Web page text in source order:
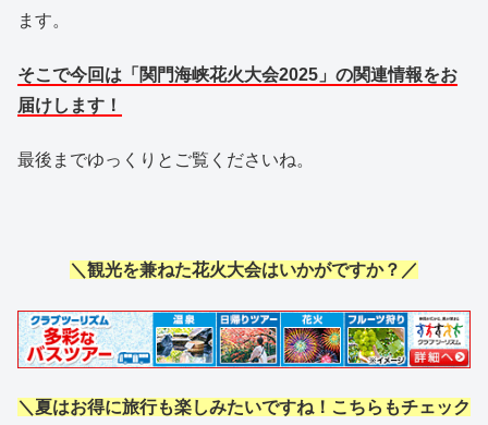
ます。
そこで今回は「関門海峡花火大会2025」の関連情報をお
届けします！
最後までゆっくりとご覧くださいね。
＼観光を兼ねた花火大会はいかがですか？／
＼夏はお得に旅行も楽しみたいですね！こちらもチェック